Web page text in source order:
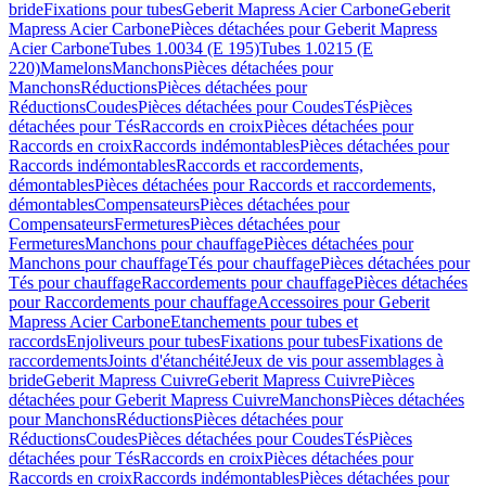
brideFixations pour tubesGeberit Mapress Acier CarboneGeberit
Mapress Acier CarbonePièces détachées pour Geberit Mapress
Acier CarboneTubes 1.0034 (E 195)Tubes 1.0215 (E
220)MamelonsManchonsPièces détachées pour
ManchonsRéductionsPièces détachées pour
RéductionsCoudesPièces détachées pour CoudesTésPièces
détachées pour TésRaccords en croixPièces détachées pour
Raccords en croixRaccords indémontablesPièces détachées pour
Raccords indémontablesRaccords et raccordements,
démontablesPièces détachées pour Raccords et raccordements,
démontablesCompensateursPièces détachées pour
CompensateursFermeturesPièces détachées pour
FermeturesManchons pour chauffagePièces détachées pour
Manchons pour chauffageTés pour chauffagePièces détachées pour
Tés pour chauffageRaccordements pour chauffagePièces détachées
pour Raccordements pour chauffageAccessoires pour Geberit
Mapress Acier CarboneEtanchements pour tubes et
raccordsEnjoliveurs pour tubesFixations pour tubesFixations de
raccordementsJoints d'étanchéitéJeux de vis pour assemblages à
brideGeberit Mapress CuivreGeberit Mapress CuivrePièces
détachées pour Geberit Mapress CuivreManchonsPièces détachées
pour ManchonsRéductionsPièces détachées pour
RéductionsCoudesPièces détachées pour CoudesTésPièces
détachées pour TésRaccords en croixPièces détachées pour
Raccords en croixRaccords indémontablesPièces détachées pour